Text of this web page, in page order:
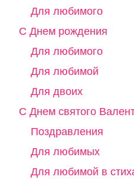
Для любимого
С Днем рождения
Для любимого
Для любимой
Для двоих
С Днем святого
Поздравления
Для любимых
Для любимой в